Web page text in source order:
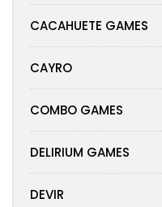
CACAHUETE GAMES
CAYRO
COMBO GAMES
DELIRIUM GAMES
DEVIR